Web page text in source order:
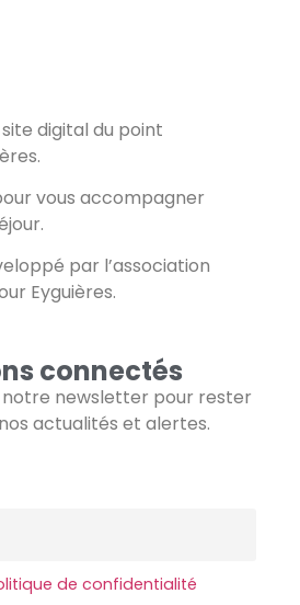
digital du point
vous accompagner
par l’association
Eyguières.
connectés
notre newsletter pour rester
actualités et alertes.
de confidentialité